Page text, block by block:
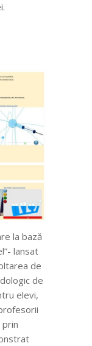
la bază
lansat
de
de
elevi,
prin